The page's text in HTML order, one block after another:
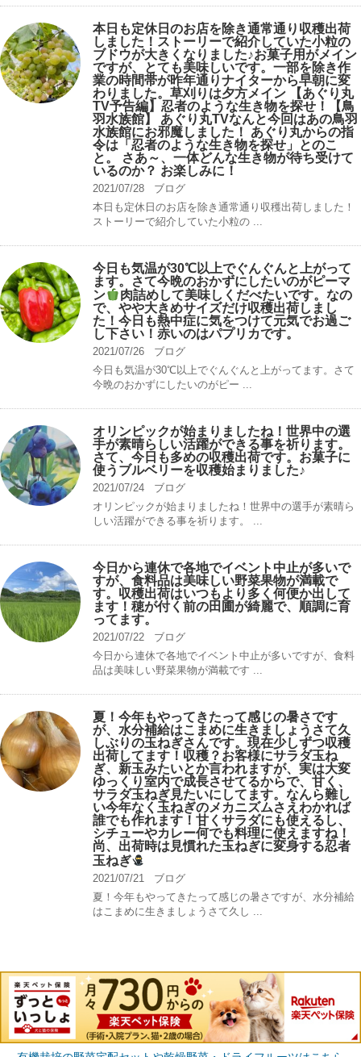
本日も定休日のお店を除き通常通り収穫出荷
しました！ストーリーで紹介していた小粒の
ブドウが大きくなりました♪お菓子用がメイン
ですが、とても美味しいです。一部を除き作
業の時間帯が昨年通りナイターから早朝に変
わりました。草刈りは夕方メイン 【あぐり丸
TV予告編】忍者のような生き物を探せ！【鳥
羽水族館】 あぐり丸TVなんと今回はあの鳥羽
水族館にお邪魔しました！ あぐり丸からの指
令は「忍者のような生き物を探せ」とのこ
と。 さあ～、一体どんな生き物が待ち受けて
いるのか？ お楽しみに！
2021/07/28
ブログ
本日も定休日のお店を除き通常通り収穫出荷しました！
ストーリーで紹介していた小粒の ...
今日も気温が30℃以上でぐんぐんと上がって
ます。さて今晩のおかずにしたいのがピーマ
ン
肉詰めして美味しくだべたいです。なの
で、やや大きめサイズだけ収穫出荷しまし
た！今日も熱中症に気をつけて元気でお過ご
し下さい！赤いのはパプリカです。
2021/07/26
ブログ
今日も気温が30℃以上でぐんぐんと上がってます。さて
今晩のおかずにしたいのがピー ...
オリンピックが始まりましたね！世界中の選
手が素晴らしい活躍ができる事を祈ります。
さて、今日も多めの収穫出荷です。お菓子に
使うブルベリーを収穫始まりました♪
2021/07/24
ブログ
オリンピックが始まりましたね！世界中の選手が素晴ら
しい活躍ができる事を祈ります。 ...
今日から連休で各地でイベント中止が多いで
すが、食料品は美味しい野菜果物が満載で
す。収穫出荷はいつもより多く何便か出して
ます！穂が付く前の田圃が綺麗で、順調に育
ってます。
2021/07/22
ブログ
今日から連休で各地でイベント中止が多いですが、食料
品は美味しい野菜果物が満載です ...
夏！今年もやってきたって感じの暑さです
が、水分補給はこまめに生きましょうさて久
しぶりの玉ねぎさんです。現在少しずつ収穫
出荷してます！収穫？お客様にサラダ玉ね
ぎ、新玉みたいとか言われますが、実は大変
ゆっくり室内で成長させてるからで、甘く、
サラダ玉ねぎ見たいにしてます。なんら難し
い今年なく玉ねぎのメカニズムさえわかれば
誰でも作れます！甘くサラダにも使えるし、
シチューやカレー何でも料理に使えますね！
尚、出荷時は見慣れた玉ねぎに変身する忍者
玉ねぎ
2021/07/21
ブログ
夏！今年もやってきたって感じの暑さですが、水分補給
はこまめに生きましょうさて久し ...